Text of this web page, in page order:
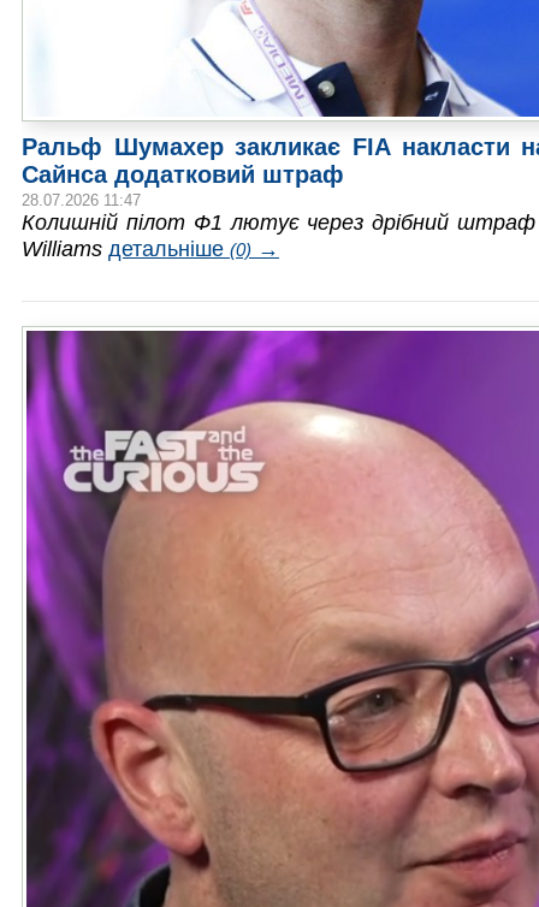
Ральф Шумахер закликає FIA накласти
Сайнса додатковий штраф
28.07.2026 11:47
Колишній пілот Ф1 лютує через дрібний штраф
Williams детальніше (0) →